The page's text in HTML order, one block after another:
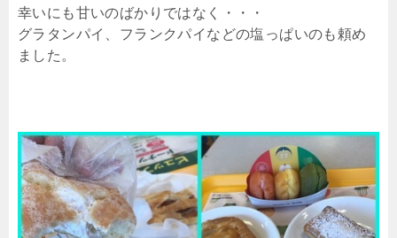
幸いにも甘いのばかりではなく・・・
グラタンパイ、フランクパイなどの塩っぱいのも頼め
ました。